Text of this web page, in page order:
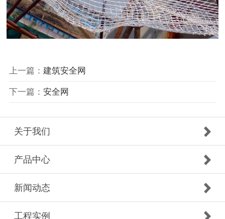
上一篇： 建筑安全网
下一篇： 安全网
关于我们
产品中心
新闻动态
工程实例